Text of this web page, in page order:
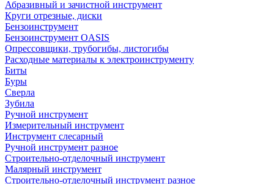
Абразивный и зачистной инструмент
Круги отрезные, диски
Бензоинструмент
Бензоинструмент OASIS
Опрессовщики, трубогибы, листогибы
Расходные материалы к электроинструменту
Биты
Буры
Сверла
Зубила
Ручной инструмент
Измерительный инструмент
Инструмент слесарный
Ручной инструмент разное
Строительно-отделочный инструмент
Малярный инструмент
Строительно-отделочный инструмент разное